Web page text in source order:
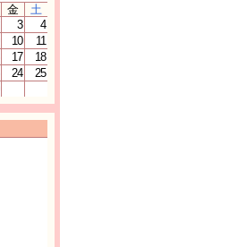
金
土
3
4
10
11
17
18
24
25